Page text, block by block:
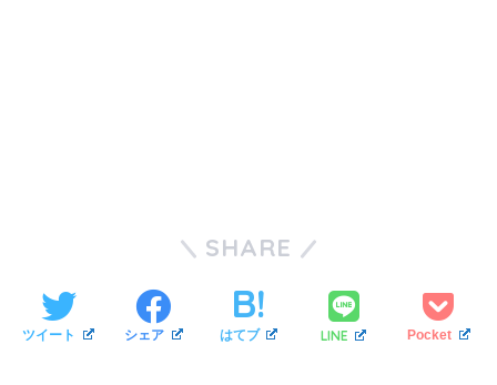
SHARE
ツイート シェア はてブ LINE Pocket